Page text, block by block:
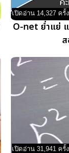
เปิดอ่าน 14,327 ครั้ง
O-net ย่ำแย่
เปิดอ่าน 31,941 ครั้ง